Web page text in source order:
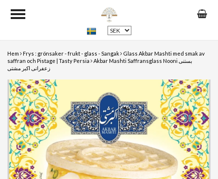
Hem Frys : grönsaker - frukt - glass - Sangak
Glass Akbar Mashti med smak av
saffran och Pistage | Tasty Persia
Akbar Mashti Saffransglass Nooni بستنی
زعفرانی اکبر مشتی